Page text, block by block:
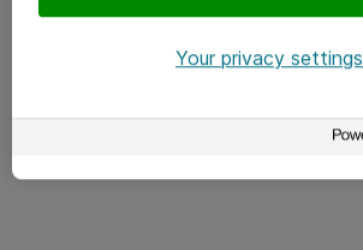
Your privacy settings